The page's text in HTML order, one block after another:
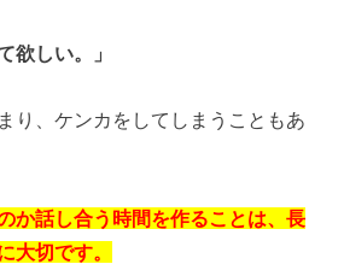
欲しい。」
り、ケンカをしてしまうこともあ
か話し合う時間を作ることは、長
大切です。